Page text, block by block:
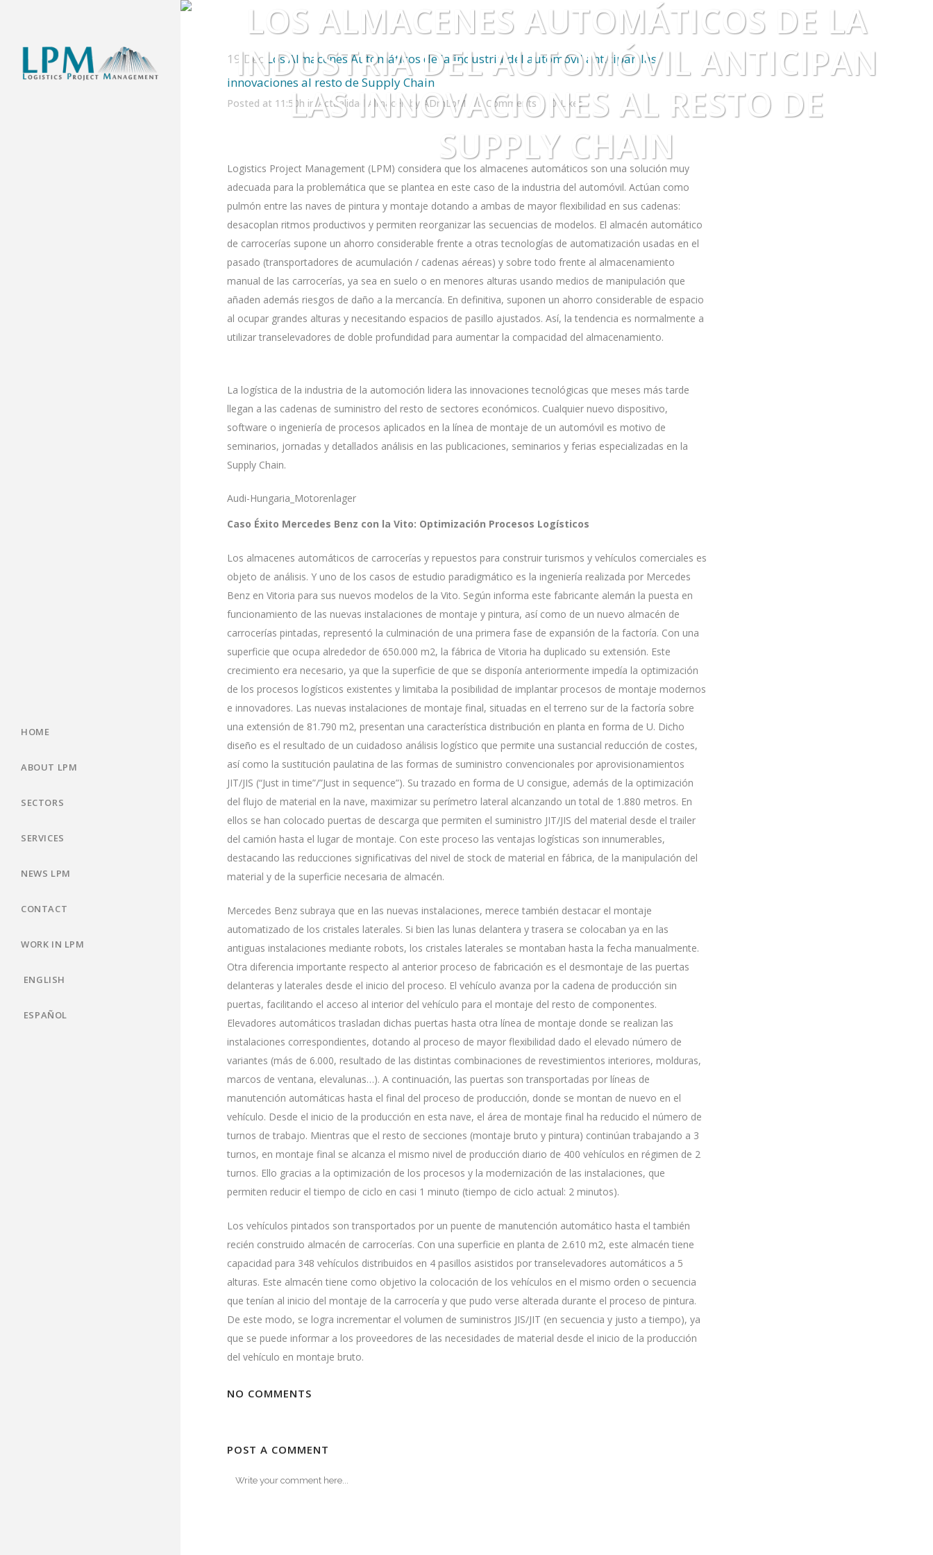
HOME
ABOUT LPM
SECTORS
SERVICES
NEWS LPM
CONTACT
WORK IN LPM
ENGLISH
ESPAÑOL
LOS ALMACENES AUTOMÁTICOS DE LA
INDUSTRIA DEL AUTOMÓVIL ANTICIPAN
LAS INNOVACIONES AL RESTO DE
SUPPLY CHAIN
19 Dec Los Almacenes Automáticos de la industria del automóvil anticipan las
innovaciones al resto de Supply Chain
Posted at 11:50h inActualidad Almacen by ADmLpM 0 Comments 0 Likes
Logistics Project Management (LPM) considera que los almacenes automáticos son una solución muy
adecuada para la problemática que se plantea en este caso de la industria del automóvil. Actúan como
pulmón entre las naves de pintura y montaje dotando a ambas de mayor flexibilidad en sus cadenas:
desacoplan ritmos productivos y permiten reorganizar las secuencias de modelos. El almacén automático
de carrocerías supone un ahorro considerable frente a otras tecnologías de automatización usadas en el
pasado (transportadores de acumulación / cadenas aéreas) y sobre todo frente al almacenamiento
manual de las carrocerías, ya sea en suelo o en menores alturas usando medios de manipulación que
añaden además riesgos de daño a la mercancía. En definitiva, suponen un ahorro considerable de espacio
al ocupar grandes alturas y necesitando espacios de pasillo ajustados. Así, la tendencia es normalmente a
utilizar transelevadores de doble profundidad para aumentar la compacidad del almacenamiento.
La logística de la industria de la automoción lidera las innovaciones tecnológicas que meses más tarde
llegan a las cadenas de suministro del resto de sectores económicos. Cualquier nuevo dispositivo,
software o ingeniería de procesos aplicados en la línea de montaje de un automóvil es motivo de
seminarios, jornadas y detallados análisis en las publicaciones, seminarios y ferias especializadas en la
Supply Chain.
Audi-Hungaria_Motorenlager
Caso Éxito Mercedes Benz con la Vito: Optimización Procesos Logísticos
Los almacenes automáticos de carrocerías y repuestos para construir turismos y vehículos comerciales es
objeto de análisis. Y uno de los casos de estudio paradigmático es la ingeniería realizada por Mercedes
Benz en Vitoria para sus nuevos modelos de la Vito. Según informa este fabricante alemán la puesta en
funcionamiento de las nuevas instalaciones de montaje y pintura, así como de un nuevo almacén de
carrocerías pintadas, representó la culminación de una primera fase de expansión de la factoría. Con una
superficie que ocupa alrededor de 650.000 m2, la fábrica de Vitoria ha duplicado su extensión. Este
crecimiento era necesario, ya que la superficie de que se disponía anteriormente impedía la optimización
de los procesos logísticos existentes y limitaba la posibilidad de implantar procesos de montaje modernos
e innovadores. Las nuevas instalaciones de montaje final, situadas en el terreno sur de la factoría sobre
una extensión de 81.790 m2, presentan una característica distribución en planta en forma de U. Dicho
diseño es el resultado de un cuidadoso análisis logístico que permite una sustancial reducción de costes,
así como la sustitución paulatina de las formas de suministro convencionales por aprovisionamientos
JIT/JIS (“Just in time”/”Just in sequence”). Su trazado en forma de U consigue, además de la optimización
del flujo de material en la nave, maximizar su perímetro lateral alcanzando un total de 1.880 metros. En
ellos se han colocado puertas de descarga que permiten el suministro JIT/JIS del material desde el trailer
del camión hasta el lugar de montaje. Con este proceso las ventajas logísticas son innumerables,
destacando las reducciones significativas del nivel de stock de material en fábrica, de la manipulación del
material y de la superficie necesaria de almacén.
Mercedes Benz subraya que en las nuevas instalaciones, merece también destacar el montaje
automatizado de los cristales laterales. Si bien las lunas delantera y trasera se colocaban ya en las
antiguas instalaciones mediante robots, los cristales laterales se montaban hasta la fecha manualmente.
Otra diferencia importante respecto al anterior proceso de fabricación es el desmontaje de las puertas
delanteras y laterales desde el inicio del proceso. El vehículo avanza por la cadena de producción sin
puertas, facilitando el acceso al interior del vehículo para el montaje del resto de componentes.
Elevadores automáticos trasladan dichas puertas hasta otra línea de montaje donde se realizan las
instalaciones correspondientes, dotando al proceso de mayor flexibilidad dado el elevado número de
variantes (más de 6.000, resultado de las distintas combinaciones de revestimientos interiores, molduras,
marcos de ventana, elevalunas…). A continuación, las puertas son transportadas por líneas de
manutención automáticas hasta el final del proceso de producción, donde se montan de nuevo en el
vehículo. Desde el inicio de la producción en esta nave, el área de montaje final ha reducido el número de
turnos de trabajo. Mientras que el resto de secciones (montaje bruto y pintura) continúan trabajando a 3
turnos, en montaje final se alcanza el mismo nivel de producción diario de 400 vehículos en régimen de 2
turnos. Ello gracias a la optimización de los procesos y la modernización de las instalaciones, que
permiten reducir el tiempo de ciclo en casi 1 minuto (tiempo de ciclo actual: 2 minutos).
Los vehículos pintados son transportados por un puente de manutención automático hasta el también
recién construido almacén de carrocerías. Con una superficie en planta de 2.610 m2, este almacén tiene
capacidad para 348 vehículos distribuidos en 4 pasillos asistidos por transelevadores automáticos a 5
alturas. Este almacén tiene como objetivo la colocación de los vehículos en el mismo orden o secuencia
que tenían al inicio del montaje de la carrocería y que pudo verse alterada durante el proceso de pintura.
De este modo, se logra incrementar el volumen de suministros JIS/JIT (en secuencia y justo a tiempo), ya
que se puede informar a los proveedores de las necesidades de material desde el inicio de la producción
del vehículo en montaje bruto.
NO COMMENTS
POST A COMMENT